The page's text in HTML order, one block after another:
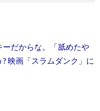
だからな。「舐めたや
映画「スラムダンク」に